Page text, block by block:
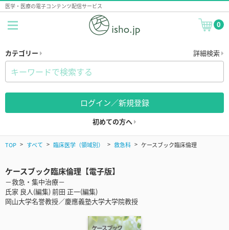
医学・医療の電子コンテンツ配信サービス
0
カテゴリー 詳細検索
ログイン／新規登録
初めての方へ
TOP すべて 臨床医学（領域別） 救急科 ケースブック臨床倫理
ケースブック臨床倫理【電子版】
－救急・集中治療－
氏家 良人(編集) 前田 正一(編集)
岡山大学名誉教授／慶應義塾大学大学院教授